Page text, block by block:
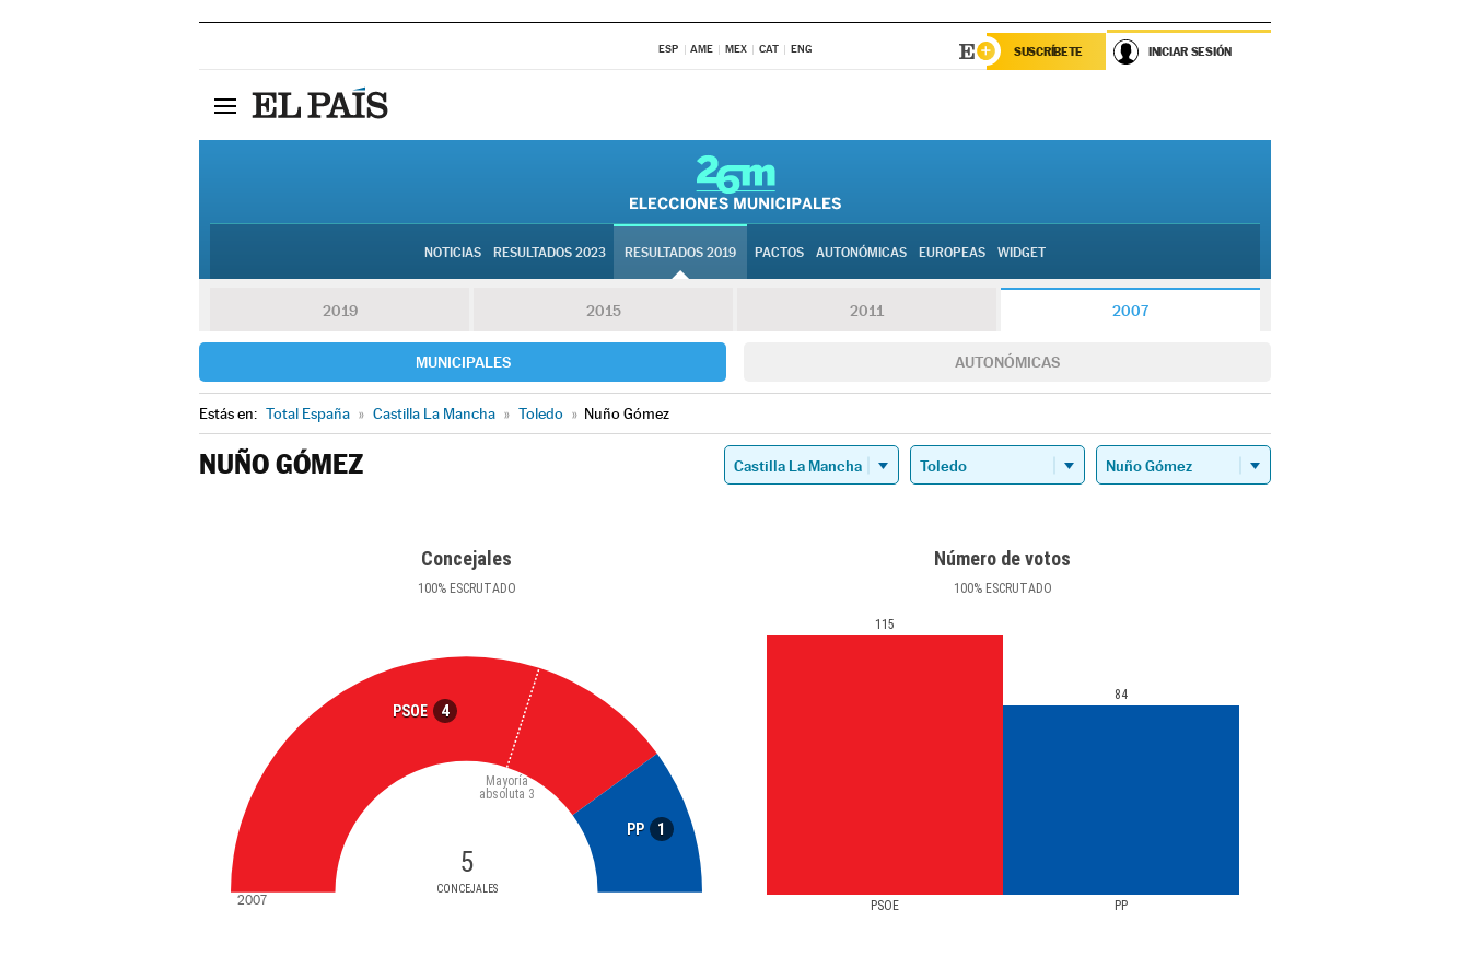
ESP AME MEX CAT ENG SUSCRÍBETE INICIAR SESIÓN
NOTICIAS RESULTADOS 2023 RESULTADOS 2019 PACTOS AUTONÓMICAS EUROPEAS WIDGET
2019 2015 2011 2007
MUNICIPALES AUTONÓMICAS
Estás en: Total España » Castilla La Mancha » Toledo » Nuño Gómez
NUÑO GÓMEZ
Concejales
100%ESCRUTADO
PSOE 4
PP 1
5
CONCEJALES
Mayoría
absoluta 3
2007
Número de votos
100%ESCRUTADO
PSOE PP
115
84